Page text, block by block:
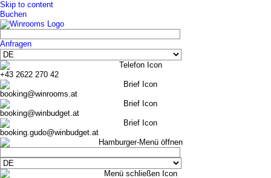
Skip to content
Buchen
Anfragen
+43 2622 270 42
booking@winrooms.at
booking@winbudget.at
booking.gudo@winbudget.at